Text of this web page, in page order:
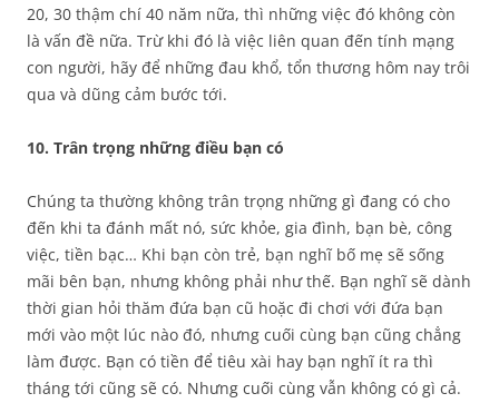
20, 30 thậm chí 40 năm nữa, thì những việc đó không còn
là vấn đề nữa. Trừ khi đó là việc liên quan đến tính mạng
con người, hãy để những đau khổ, tổn thương hôm nay trôi
qua và dũng cảm bước tới.
10. Trân trọng những điều bạn có
Chúng ta thường không trân trọng những gì đang có cho
đến khi ta đánh mất nó, sức khỏe, gia đình, bạn bè, công
việc, tiền bạc… Khi bạn còn trẻ, bạn nghĩ bố mẹ sẽ sống
mãi bên bạn, nhưng không phải như thế. Bạn nghĩ sẽ dành
thời gian hỏi thăm đứa bạn cũ hoặc đi chơi với đứa bạn
mới vào một lúc nào đó, nhưng cuối cùng bạn cũng chẳng
làm được. Bạn có tiền để tiêu xài hay bạn nghĩ ít ra thì
tháng tới cũng sẽ có. Nhưng cuối cùng vẫn không có gì cả.